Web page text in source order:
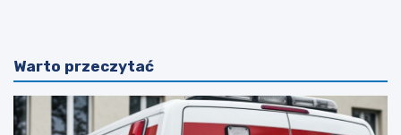
Warto przeczytać